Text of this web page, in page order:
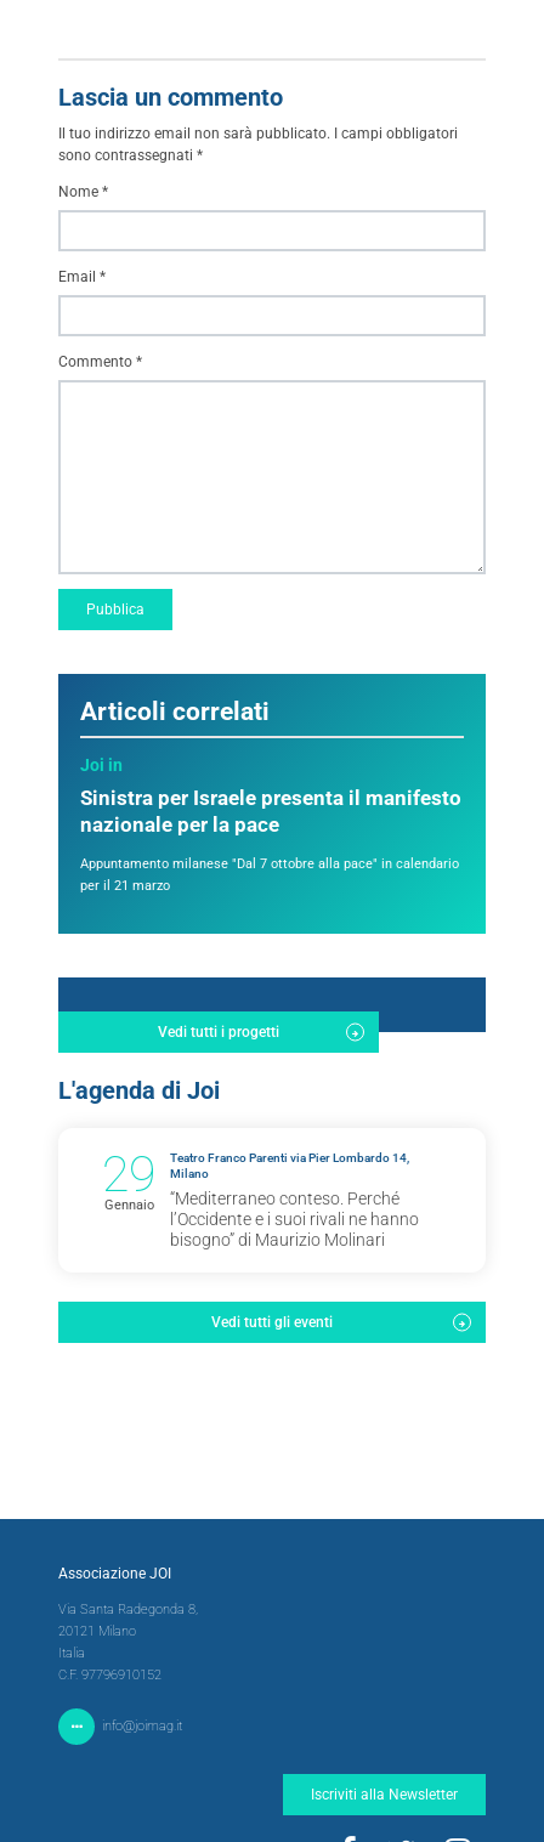
Articoli correlati
Joi in
Sinistra per Israele presenta il manifesto
nazionale per la pace
Appuntamento milanese "Dal 7 ottobre alla pace" in calendario
per il 21 marzo
Vedi tutti i progetti
L'agenda di Joi
29
Gennaio
Teatro Franco Parenti via Pier Lombardo 14,
Milano
“Mediterraneo conteso. Perché
l’Occidente e i suoi rivali ne hanno
bisogno” di Maurizio Molinari
Vedi tutti gli eventi
Lascia un commento
Il tuo indirizzo email non sarà pubblicato. I campi obbligatori
sono contrassegnati *
Commento *
Nome *
Email *
Associazione JOI
Via Santa Radegonda 8,
20121 Milano
Italia
C.F. 97796910152
info@joimag.it
Iscriviti alla Newsletter